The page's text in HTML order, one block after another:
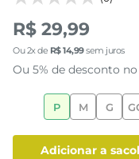
R$ 29,99
Ou2x de R$14,99sem juros
Ou 5% de desconto no
P M G
adicionar a